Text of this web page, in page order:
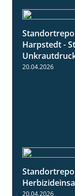
Harpstedt -
20.04.2026
20.04.2026